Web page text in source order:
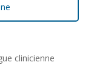
clinicienne